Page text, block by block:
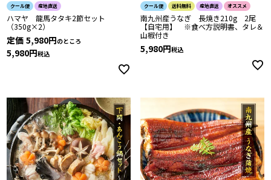
クール便 産地直送
ハマヤ 龍馬タタキ2節セット
（350g×2）
定価 5,980 のところ
5,980 税込
クール便 送料無料 産地直送 オススメ
南九州産うなぎ 長焼き210g 2尾
【自宅用】 ※食べ方説明書、タレ＆
山椒付き
5,980 税込